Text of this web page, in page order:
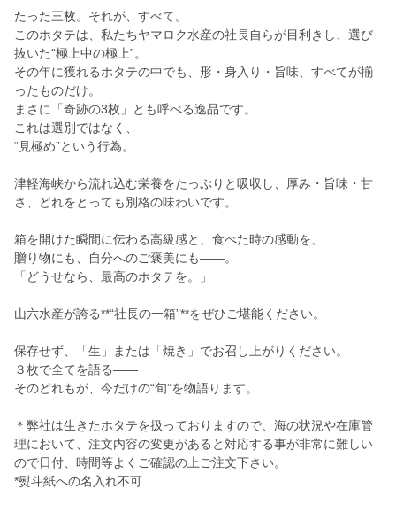
たった三枚。それが、すべて。
このホタテは、私たちヤマロク水産の社長自らが目利きし、選び
抜いた“極上中の極上”。
その年に獲れるホタテの中でも、形・身入り・旨味、すべてが揃
ったものだけ。
まさに「奇跡の3枚」とも呼べる逸品です。
これは選別ではなく、
“見極め”という行為。
津軽海峡から流れ込む栄養をたっぷりと吸収し、厚み・旨味・甘
さ、どれをとっても別格の味わいです。
箱を開けた瞬間に伝わる高級感と、食べた時の感動を、
贈り物にも、自分へのご褒美にも――。
「どうせなら、最高のホタテを。」
山六水産が誇る**“社長の一箱”**をぜひご堪能ください。
保存せず、「生」または「焼き」でお召し上がりください。
３枚で全てを語る――
そのどれもが、今だけの“旬”を物語ります。
＊弊社は生きたホタテを扱っておりますので、海の状況や在庫管
理において、注文内容の変更があると対応する事が非常に難しい
ので日付、時間等よくご確認の上ご注文下さい。
*熨斗紙への名入れ不可